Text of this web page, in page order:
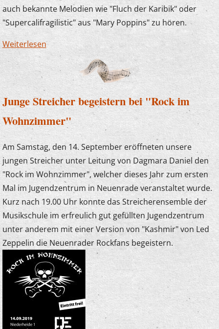
auch bekannte Melodien wie "Fluch der Karibik" oder
"Supercalifragilistic" aus "Mary Poppins" zu hören.
Weiterlesenüber Zauberlehrlinge im Kaisergarten
Junge Streicher begeistern bei "Rock im
Wohnzimmer"
Am Samstag, den 14. September eröffneten unsere
jungen Streicher unter Leitung von Dagmara Daniel den
"Rock im Wohnzimmer", welcher dieses Jahr zum ersten
Mal im Jugendzentrum in Neuenrade veranstaltet wurde.
Kurz nach 19.00 Uhr konnte das Streicherensemble der
Musikschule im erfreulich gut gefüllten Jugendzentrum
unter anderem mit einer Version von "Kashmir" von Led
Zeppelin die Neuenrader Rockfans begeistern.